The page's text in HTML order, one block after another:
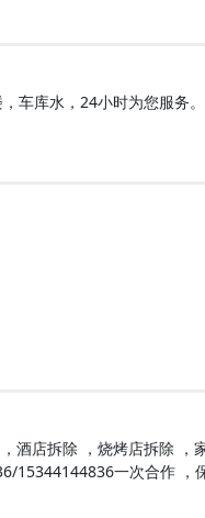
车库水，24小时为您服务。
酒店拆除 ，烧烤店拆除
15344144836一次合作 ，